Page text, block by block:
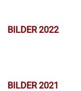
BILDER 2022
BILDER 2021